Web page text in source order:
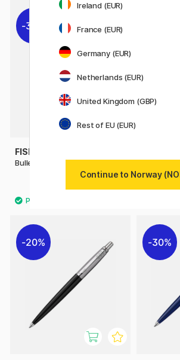
30%
FISHER SPACE PEN
Bullet Raw
349 KR
499 KR
Cap-O-
20% 30%
Ireland (EUR)
France (EUR)
Germany (EUR)
Netherlands (EUR)
United Kingdom (GBP)
Rest of EU (EUR)
Continue to Norway